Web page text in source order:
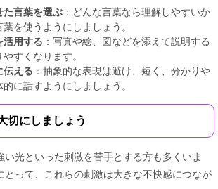
た言葉を選ぶ ：どんな言葉なら理解しやすいか
を使うようにしましょう。
活用する ：写真や絵、図などを添えて説明する
すくなります。
伝える ：抽象的な表現は避け、短く、分かりや
に話すようにしましょう。
切にしましょう
い光といった刺激を苦手とする方も多くいま
とって、これらの刺激は大きな不快感につなが